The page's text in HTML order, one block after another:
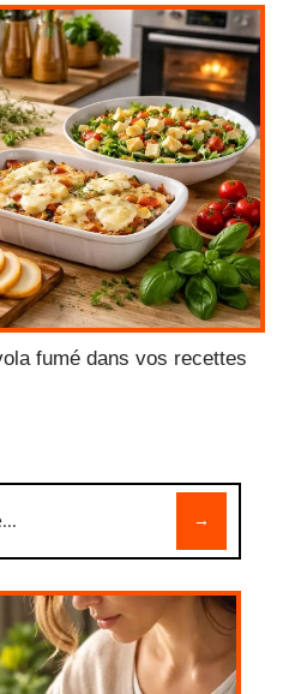
fumé dans vos recettes